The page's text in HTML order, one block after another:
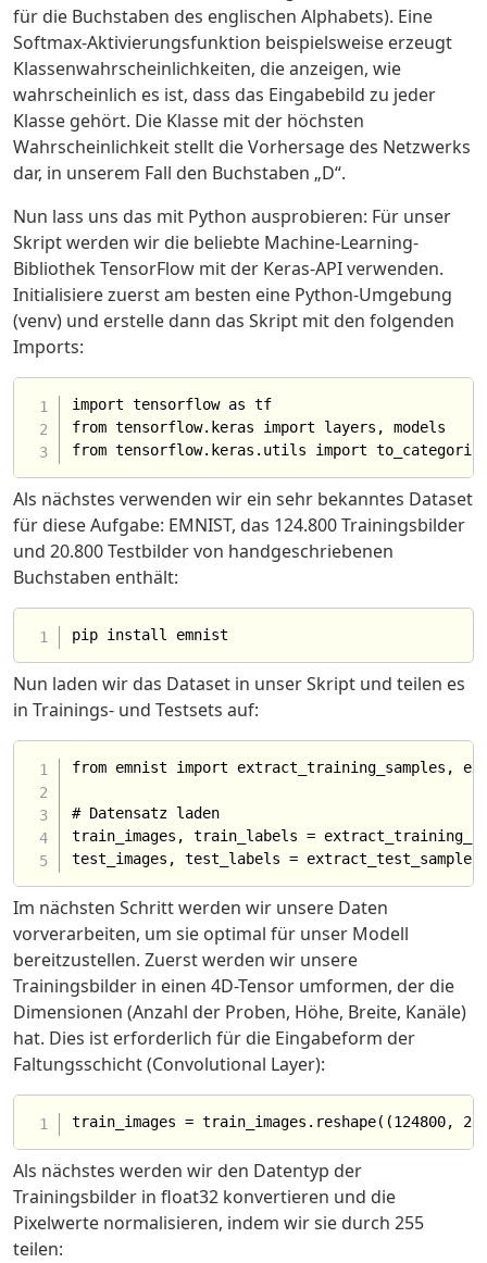
für die Buchstaben des englischen Alphabets). Eine
Softmax-Aktivierungsfunktion beispielsweise erzeugt
Klassenwahrscheinlichkeiten, die anzeigen, wie
wahrscheinlich es ist, dass das Eingabebild zu jeder
Klasse gehört. Die Klasse mit der höchsten
Wahrscheinlichkeit stellt die Vorhersage des Netzwerks
dar, in unserem Fall den Buchstaben „D“.
Nun lass uns das mit Python ausprobieren: Für unser
Skript werden wir die beliebte Machine-Learning-
Bibliothek TensorFlow mit der Keras-API verwenden.
Initialisiere zuerst am besten eine Python-Umgebung
(venv) und erstelle dann das Skript mit den folgenden
Imports:
import tensorflow as tf
from tensorflow.keras import layers, models
Als nächstes verwenden wir ein sehr bekanntes Dataset
für diese Aufgabe: EMNIST, das 124.800 Trainingsbilder
und 20.800 Testbilder von handgeschriebenen
Buchstaben enthält:
Nun laden wir das Dataset in unser Skript und teilen es
in Trainings- und Testsets auf:
from emnist import extract_training_samples,
# Datensatz laden
train_images, train_labels =
Im nächsten Schritt werden wir unsere Daten
vorverarbeiten, um sie optimal für unser Modell
bereitzustellen. Zuerst werden wir unsere
Trainingsbilder in einen 4D-Tensor umformen, der die
Dimensionen (Anzahl der Proben, Höhe, Breite, Kanäle)
hat. Dies ist erforderlich für die Eingabeform der
Faltungsschicht (Convolutional Layer):
Als nächstes werden wir den Datentyp der
Trainingsbilder in float32 konvertieren und die
Pixelwerte normalisieren, indem wir sie durch 255
teilen: